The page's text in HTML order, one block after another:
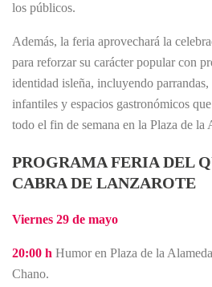
los públicos.
Además, la feria aprovechará la
para reforzar su carácter popular con
identidad isleña, incluyendo
infantiles y espacios gastronómicos
todo el fin de semana en la Plaza de la
PROGRAMA FERIA DEL
CABRA DE LANZAROTE
Viernes 29 de mayo
20:00 h Humor en Plaza de la
Chano.